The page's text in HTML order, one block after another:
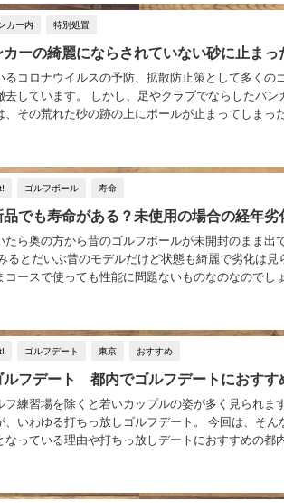
カー内 特別処置
ーの綺麗にならされていない砂に止まっ
るコロナウイルスの予防、拡散防止策として多くの
去しています。 しかし、足やクラブでならしたバン
その荒れた砂の跡の上にボールが止まってしまっ
ゴルフボール 寿命
でも寿命がある？未使用の場合の経年劣
たら奥の方から昔のゴルフボールが未開封のまま出
るとだいぶ昔のモデルだけど状態も綺麗で劣化は
コースで使っても性能に問題ないものなのなのでし
ゴルフデート 東京 おすすめ
ルフデート 都内でゴルフデートにおすす
フ練習場を除くと若いカップルの姿が多く見られま
、いわゆる打ちっ放しゴルフデート。 今回は、そん
っている理由や打ちっ放しデートにおすすめの都